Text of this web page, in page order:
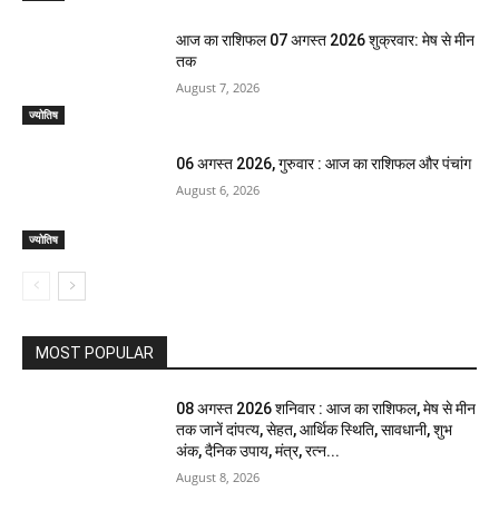
ज्योतिष
आज का राशिफल 07 अगस्त 2026 शुक्रवार: मेष से मीन
तक
August 7, 2026
ज्योतिष
06 अगस्त 2026, गुरुवार : आज का राशिफल और पंचांग
August 6, 2026
MOST POPULAR
08 अगस्त 2026 शनिवार : आज का राशिफल, मेष से मीन
तक जानें दांपत्य, सेहत, आर्थिक स्थिति, सावधानी, शुभ
अंक, दैनिक उपाय, मंत्र, रत्न...
August 8, 2026